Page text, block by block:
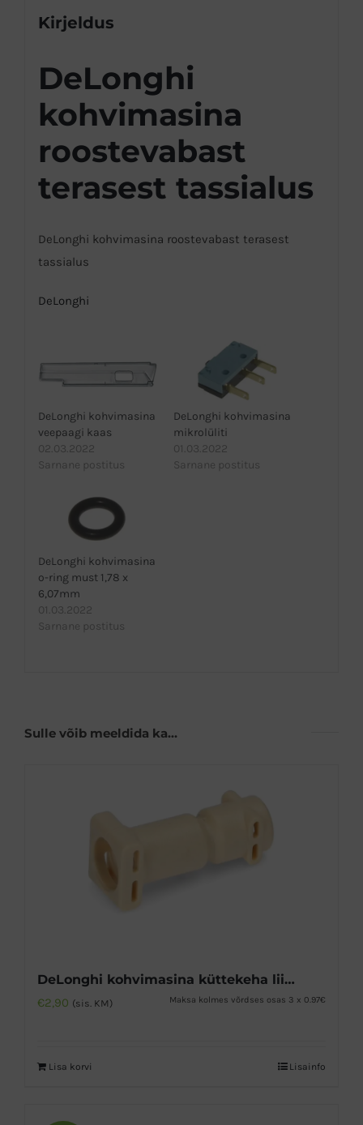
Kirjeldus
DeLonghi
kohvimasina
roostevabast
terasest tassialus
DeLonghi kohvimasina roostevabast terasest
tassialus
DeLonghi
DeLonghi kohvimasina
veepaagi kaas
02.03.2022
Sarnane postitus
DeLonghi kohvimasina
mikrolüliti
01.03.2022
Sarnane postitus
DeLonghi kohvimasina
o-ring must 1,78 x
6,07mm
01.03.2022
Sarnane postitus
Sulle võib meeldida ka…
DeLonghi kohvimasina küttekeha liitmik 5mm
€2,90 (sis. KM) Maksa kolmes võrdses osas 3 x 0.97€
Lisa korvi Lisainfo